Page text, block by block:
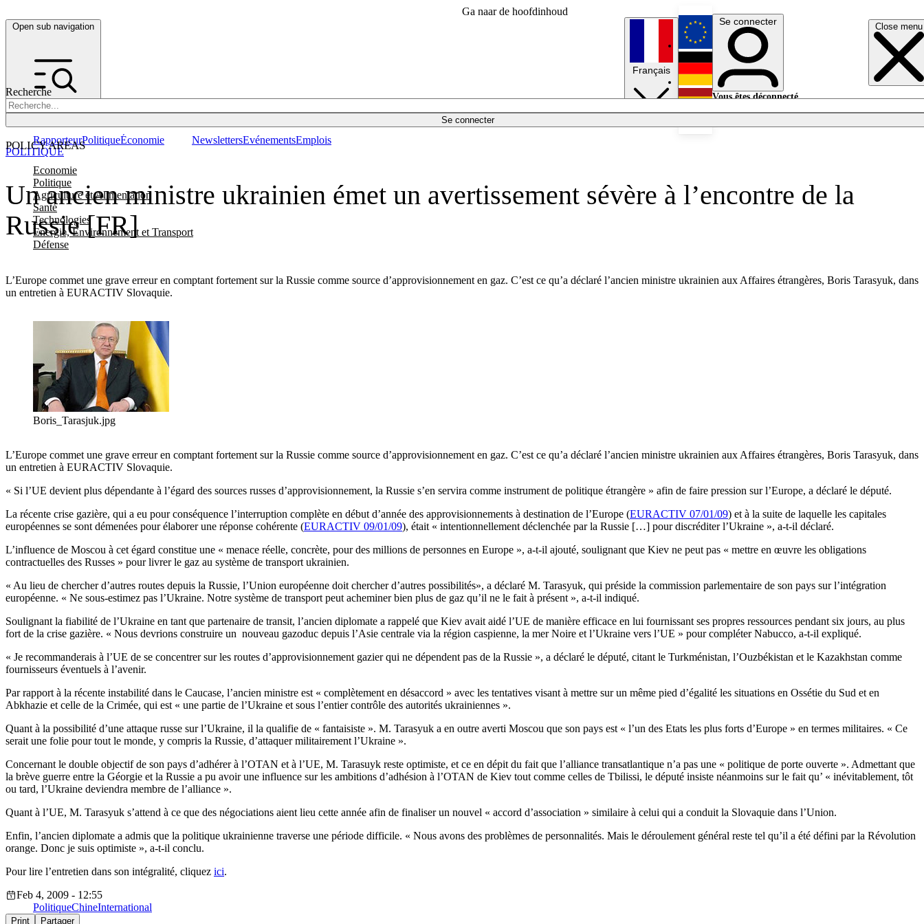
Ga naar de hoofdinhoud
Open sub navigation Close menu
Recherche
Se connecter
POLICY AREAS
Economie
Politique
Agriculture et Alimentation
Santé
Technologies
Energie, Environnement et Transport
Défense
RapporteurPolitiqueÉconomie NewslettersEvénementsEmplois
Français
English
Deutsch
Se connecter
Vous êtes déconnecté.
Un ancien ministre ukrainien émet un avertissement sévère à l’encontre de la
Russie [FR]
L’Europe commet une grave erreur en comptant fortement sur la Russie comme source d’approvisionnement en gaz. C’est ce qu’a déclaré l’ancien ministre ukrainien aux Affaires étrangères, Boris Tarasyuk, dans
un entretien à EURACTIV Slovaquie.
POLITIQUE
Boris_Tarasjuk.jpg
L’Europe commet une grave erreur en comptant fortement sur la Russie comme source d’approvisionnement en gaz. C’est ce qu’a déclaré l’ancien ministre ukrainien aux Affaires étrangères, Boris Tarasyuk, dans
un entretien à EURACTIV Slovaquie.
« Si l’UE devient plus dépendante à l’égard des sources russes d’approvisionnement, la Russie s’en servira comme instrument de politique étrangère » afin de faire pression sur l’Europe, a déclaré le député.
La récente crise gazière, qui a eu pour conséquence l’interruption complète en début d’année des approvisionnements à destination de l’Europe (EURACTIV 07/01/09) et à la suite de laquelle les capitales
européennes se sont démenées pour élaborer une réponse cohérente (EURACTIV 09/01/09), était « intentionnellement déclenchée par la Russie […] pour discréditer l’Ukraine », a-t-il déclaré.
L’influence de Moscou à cet égard constitue une « menace réelle, concrète, pour des millions de personnes en Europe », a-t-il ajouté, soulignant que Kiev ne peut pas « mettre en œuvre les obligations
contractuelles des Russes » pour livrer le gaz au système de transport ukrainien.
« Au lieu de chercher d’autres routes depuis la Russie, l’Union européenne doit chercher d’autres possibilités», a déclaré M. Tarasyuk, qui préside la commission parlementaire de son pays sur l’intégration
européenne. « Ne sous-estimez pas l’Ukraine. Notre système de transport peut acheminer bien plus de gaz qu’il ne le fait à présent », a-t-il indiqué.
Soulignant la fiabilité de l’Ukraine en tant que partenaire de transit, l’ancien diplomate a rappelé que Kiev avait aidé l’UE de manière efficace en lui fournissant ses propres ressources pendant six jours, au plus
fort de la crise gazière. « Nous devrions construire un nouveau gazoduc depuis l’Asie centrale via la région caspienne, la mer Noire et l’Ukraine vers l’UE » pour compléter Nabucco, a-t-il expliqué.
« Je recommanderais à l’UE de se concentrer sur les routes d’approvisionnement gazier qui ne dépendent pas de la Russie », a déclaré le député, citant le Turkménistan, l’Ouzbékistan et le Kazakhstan comme
fournisseurs éventuels à l’avenir.
Par rapport à la récente instabilité dans le Caucase, l’ancien ministre est « complètement en désaccord » avec les tentatives visant à mettre sur un même pied d’égalité les situations en Ossétie du Sud et en
Abkhazie et celle de la Crimée, qui est « une partie de l’Ukraine et sous l’entier contrôle des autorités ukrainiennes ».
Quant à la possibilité d’une attaque russe sur l’Ukraine, il la qualifie de « fantaisiste ». M. Tarasyuk a en outre averti Moscou que son pays est « l’un des Etats les plus forts d’Europe » en termes militaires. « Ce
serait une folie pour tout le monde, y compris la Russie, d’attaquer militairement l’Ukraine ».
Concernant le double objectif de son pays d’adhérer à l’OTAN et à l’UE, M. Tarasuyk reste optimiste, et ce en dépit du fait que l’alliance transatlantique n’a pas une « politique de porte ouverte ». Admettant que
la brève guerre entre la Géorgie et la Russie a pu avoir une influence sur les ambitions d’adhésion à l’OTAN de Kiev tout comme celles de Tbilissi, le député insiste néanmoins sur le fait qu’ « inévitablement, tôt
ou tard, l’Ukraine deviendra membre de l’alliance ».
Quant à l’UE, M. Tarasyuk s’attend à ce que des négociations aient lieu cette année afin de finaliser un nouvel « accord d’association » similaire à celui qui a conduit la Slovaquie dans l’Union.
Enfin, l’ancien diplomate a admis que la politique ukrainienne traverse une période difficile. « Nous avons des problèmes de personnalités. Mais le déroulement général reste tel qu’il a été défini par la Révolution
orange. Donc je suis optimiste », a-t-il conclu.
Pour lire l’entretien dans son intégralité, cliquez ici.
Feb 4, 2009 - 12:55
PolitiqueChineInternational
Print Partager